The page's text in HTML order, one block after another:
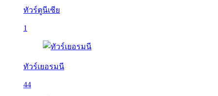
ทัวร์ตูนีเซีย
1
ทัวร์เยอรมนี
44